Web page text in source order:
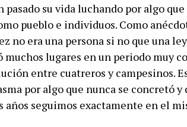
pasado su vida luchando por algo
pueblo e individuos. Como
no era una persona si no que una
lugares en un periodo muy
entre cuatreros y campesinos.
por algo que nunca se concretó
años seguimos exactamente en el